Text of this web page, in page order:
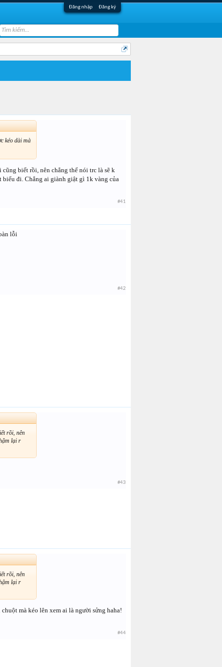
Đăng nhập Đăng ký
kéo dài mà
biết rồi, nên chẳng thể nói trc là sẽ k
biểu đi. Chẳng ai giành giật gì 1k vàng của
#41
lỗi
#42
rồi, nên
lại r
#43
rồi, nên
lại r
mà kéo lên xem ai là người sửng haha!
#44